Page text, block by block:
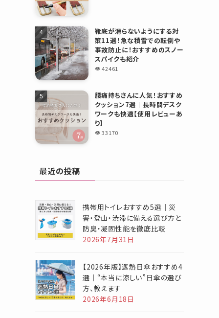
靴底が滑らないようにする対
策11選！急な積雪での転倒や
事故防止に！おすすめのスノー
スパイクも紹介
42461
腰痛持ちさんに人気！おすすめ
クッション7選｜長時間デスク
ワークも快適【使用レビューあ
り】
33170
最近の投稿
携帯用トイレおすすめ5選｜災
害・登山・渋滞に備える選び方と
防臭・凝固性能を徹底比較
2026年7月31日
【2026年版】遮熱日傘おすすめ4
選｜“本当に涼しい”日傘の選び
方、教えます
2026年6月18日